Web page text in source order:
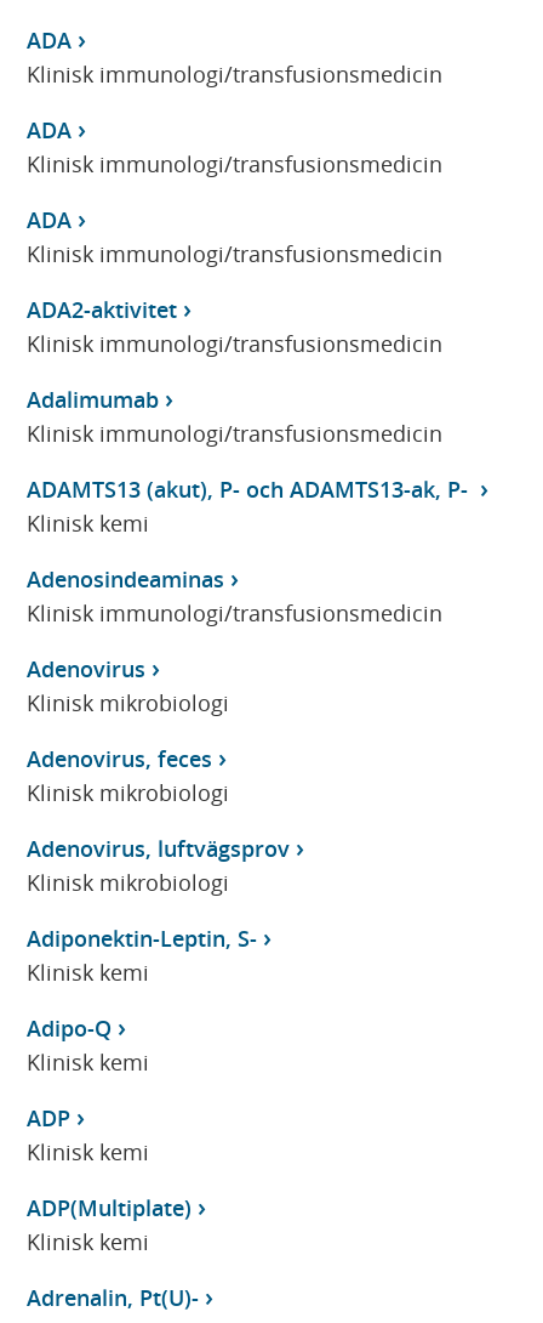
ADA
Klinisk immunologi/transfusionsmedicin
ADA
Klinisk immunologi/transfusionsmedicin
ADA
Klinisk immunologi/transfusionsmedicin
ADA2-aktivitet
Klinisk immunologi/transfusionsmedicin
Adalimumab
Klinisk immunologi/transfusionsmedicin
ADAMTS13 (akut), P- och ADAMTS13-ak, P-
Klinisk kemi
Adenosindeaminas
Klinisk immunologi/transfusionsmedicin
Adenovirus
Klinisk mikrobiologi
Adenovirus, feces
Klinisk mikrobiologi
Adenovirus, luftvägsprov
Klinisk mikrobiologi
Adiponektin-Leptin, S-
Klinisk kemi
Adipo-Q
Klinisk kemi
ADP
Klinisk kemi
ADP(Multiplate)
Klinisk kemi
Adrenalin, Pt(U)-